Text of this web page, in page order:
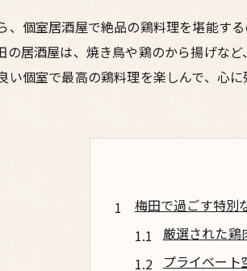
、個室居酒屋で絶品の鶏料理を堪能す
の居酒屋は、焼き鳥や鶏のから揚げな
個室で最高の鶏料理を楽しんで、心に
梅田で過ごす特別
厳選された鶏
プライベー